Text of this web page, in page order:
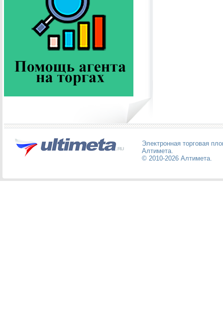
Электронная торговая
Алтимета.
© 2010-2026 Алтимета.